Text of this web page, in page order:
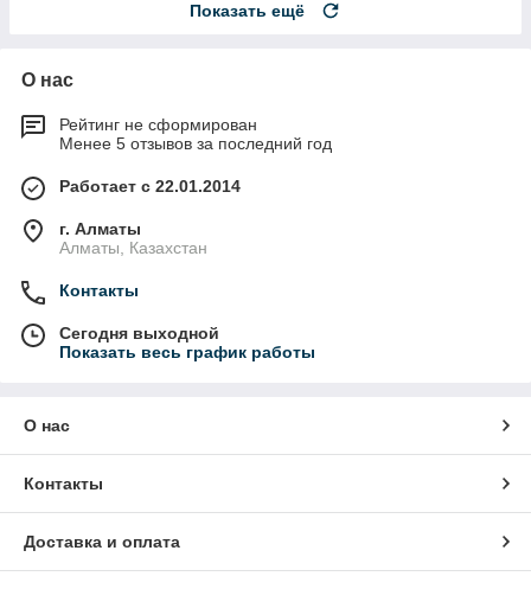
Показать ещё
О нас
Рейтинг не сформирован
Менее 5 отзывов за последний год
Работает с 22.01.2014
г. Алматы
Алматы, Казахстан
Контакты
Сегодня выходной
Показать весь график работы
О нас
Контакты
Доставка и оплата